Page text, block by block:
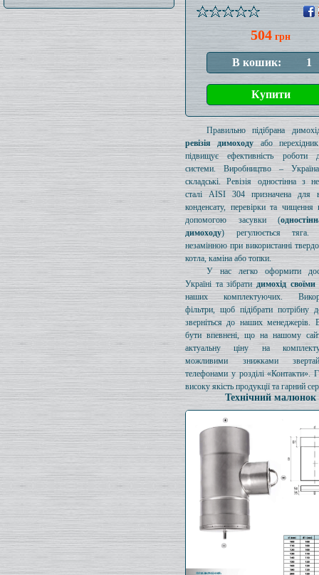
504 грн
Правильно підібрана
ревізія димоходу або
підвищує ефективність роботи
системи. Виробництво –
складські. Ревізія одностінна з
сталі AISI 304 призначена для
конденсату, перевірки та чищення
допомогою засувки (
димоходу) регулюється
незамінною при використанні
котла, каміна або топки.
У нас легко оформити
Україні та зібрати димохід
наших комплектуючих.
фільтри, щоб підібрати потрібну
зверніться до наших менеджерів.
бути впевнені, що на нашому
актуальну ціну на
можливими знижками
телефонами у розділі «Контакти».
високу якість продукції та гарний
Технічний малюнок